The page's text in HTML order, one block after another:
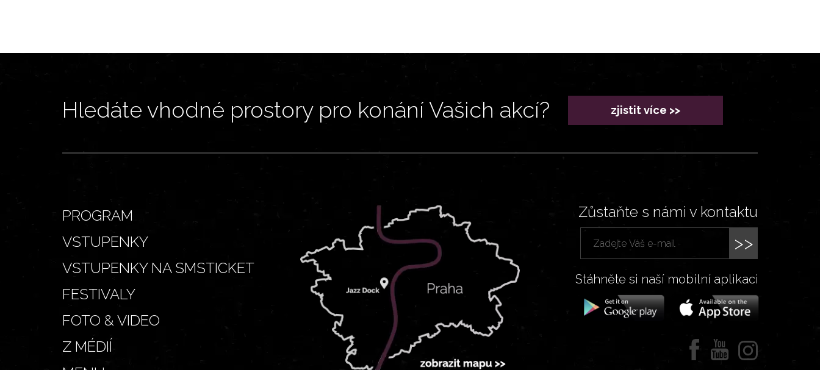
Hledáte vhodné prostory pro konání Vašich akcí? zjistit více >>
PROGRAM
VSTUPENKY
VSTUPENKY NA SMSTICKET
FESTIVALY
FOTO & VIDEO
Z MÉDIÍ
Zůstaňte s námi v kontaktu
>>
Stáhněte si naší mobilní aplikaci